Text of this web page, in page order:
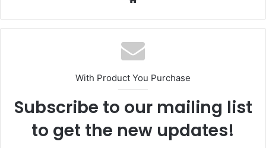
With Product You Purchase
Subscribe to our mailing list
to get the new updates!